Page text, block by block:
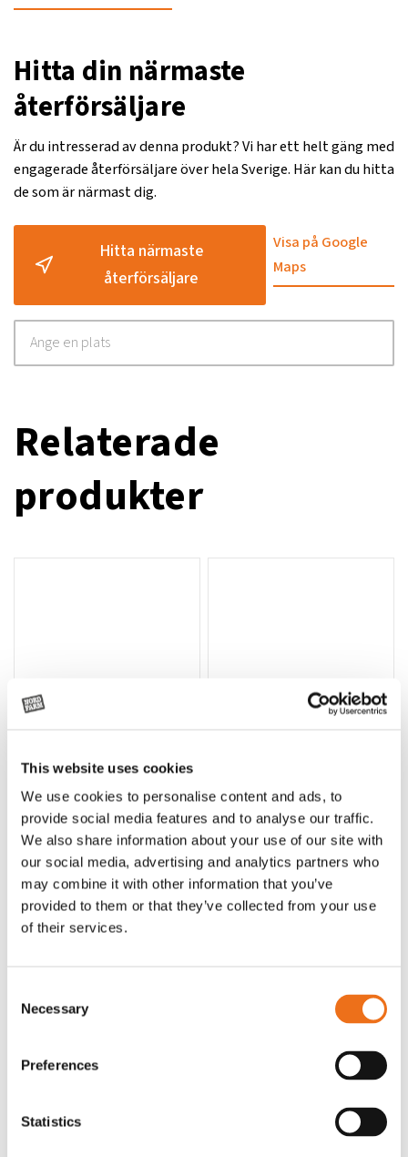
This website uses cookies
We use cookies to personalise content and ads, to
provide social media features and to analyse our traffic.
We also share information about your use of our site with
our social media, advertising and analytics partners who
may combine it with other information that you’ve
provided to them or that they’ve collected from your use
of their services.
Selection
Necessary
Preferences
Statistics
Hitta din närmaste
återförsäljare
Är du intresserad av denna produkt? Vi har ett helt gäng med
engagerade återförsäljare över hela Sverige. Här kan du hitta
de som är närmast dig.
Hitta närmaste
återförsäljare
Visa på Google
Maps
Relaterade
produkter
Lägg till i varukorg
T-shirt Avant barn grön 92 cm
G0007
(ex. moms)
T-shirt Avant barn grön 104-110
cm
G0010
(ex. moms)
Lägg till i varukorg
T-shirt grå xl med
T-shirt svart 2xl med avant-